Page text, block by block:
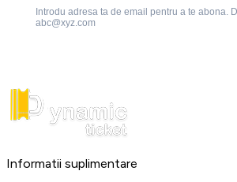
Introdu adresa ta de email pentru a te abona.
abc@xyz.com
Informatii suplimentare